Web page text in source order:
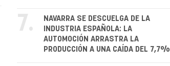
7.
NAVARRA SE DESCUELGA DE LA
INDUSTRIA ESPAÑOLA: LA
AUTOMOCIÓN ARRASTRA LA
PRODUCCIÓN A UNA CAÍDA DEL 7,7%